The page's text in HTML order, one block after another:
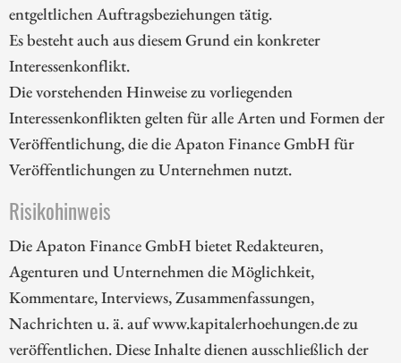
entgeltlichen Auftragsbeziehungen tätig.
Es besteht auch aus diesem Grund ein konkreter
Interessenkonflikt.
Die vorstehenden Hinweise zu vorliegenden
Interessenkonflikten gelten für alle Arten und Formen der
Veröffentlichung, die die Apaton Finance GmbH für
Veröffentlichungen zu Unternehmen nutzt.
Risikohinweis
Die Apaton Finance GmbH bietet Redakteuren,
Agenturen und Unternehmen die Möglichkeit,
Kommentare, Interviews, Zusammenfassungen,
Nachrichten u. ä. auf www.kapitalerhoehungen.de zu
veröffentlichen. Diese Inhalte dienen ausschließlich der